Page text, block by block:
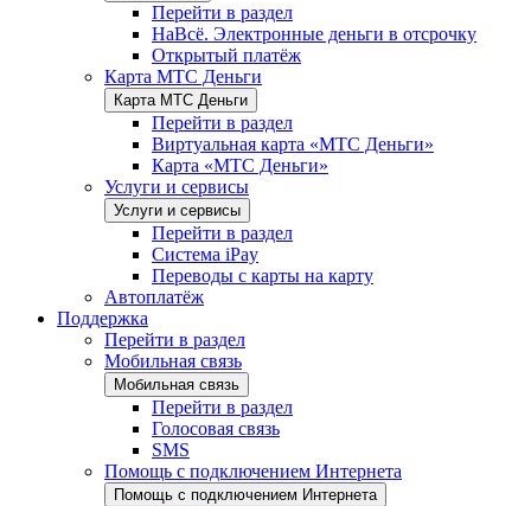
Перейти в раздел
НаВсё. Электронные деньги в отсрочку
Открытый платёж
Карта МТС Деньги
Карта МТС Деньги
Перейти в раздел
Виртуальная карта «МТС Деньги»
Карта «МТС Деньги»
Услуги и сервисы
Услуги и сервисы
Перейти в раздел
Система iPay
Переводы с карты на карту
Автоплатёж
Поддержка
Перейти в раздел
Мобильная связь
Мобильная связь
Перейти в раздел
Голосовая связь
SMS
Помощь с подключением Интернета
Помощь с подключением Интернета